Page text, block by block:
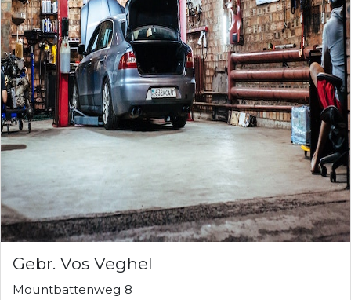
Gebr. Vos Veghel
Mountbattenweg 8